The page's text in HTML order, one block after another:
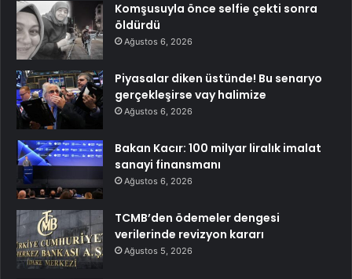
Komşusuyla önce selfie çekti sonra
öldürdü
Ağustos 6, 2026
Piyasalar diken üstünde! Bu senaryo
gerçekleşirse vay halimize
Ağustos 6, 2026
Bakan Kacır: 100 milyar liralık imalat
sanayi finansmanı
Ağustos 6, 2026
TCMB’den ödemeler dengesi
verilerinde revizyon kararı
Ağustos 5, 2026